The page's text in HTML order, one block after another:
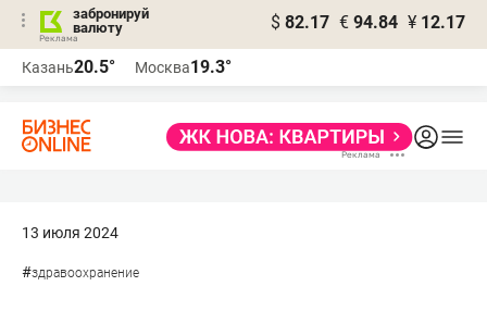
забронируй
валюту
$ 82.17 € 94.84 ¥ 12.17
Казань20.5° Москва19.3°
13 июля 2024
#здравоохранение